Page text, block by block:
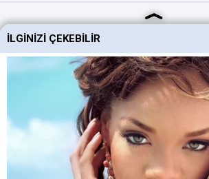
Ankara Haberleri
Keçiören Haberleri
Altındağ Haberleri
Sincan Haberleri
Mamak Haberleri
İLGINIZI ÇEKEBILIR